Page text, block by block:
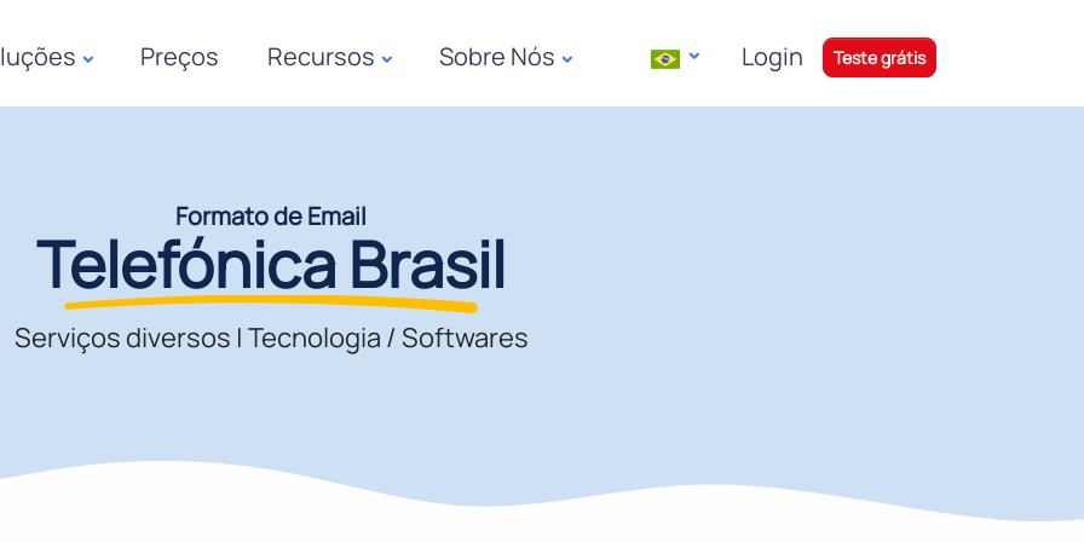
Preços Recursos Sobre Nós Login Teste grátis
Formato de Email
Telefónica Brasil
Serviços diversos | Tecnologia / Softwares